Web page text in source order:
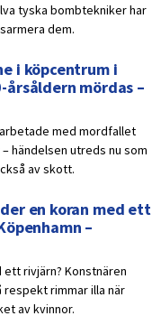
tyska bombtekniker har
dem.
i köpcentrum i
årsåldern mördas –
med mordfallet
händelsen utreds nu som
av skott.
en koran med ett
–
rivjärn? Konstnären
respekt rimmar illa när
av kvinnor.